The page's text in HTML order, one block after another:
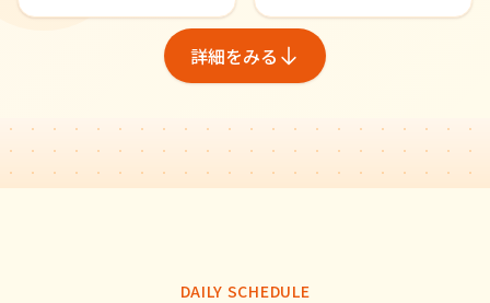
詳細をみる
DAILY SCHEDULE